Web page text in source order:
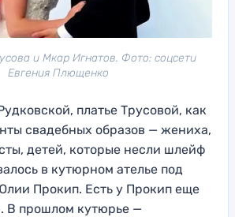
и Мкар Игнатов. Фото: соцсети
Евгения Плющенко
платье Трусовой, как
свадебных образов — жениха,
детей, которые несли шлейф
в кутюрном ателье под
Прокип. Есть у Прокип еще
В прошлом кутюрье —